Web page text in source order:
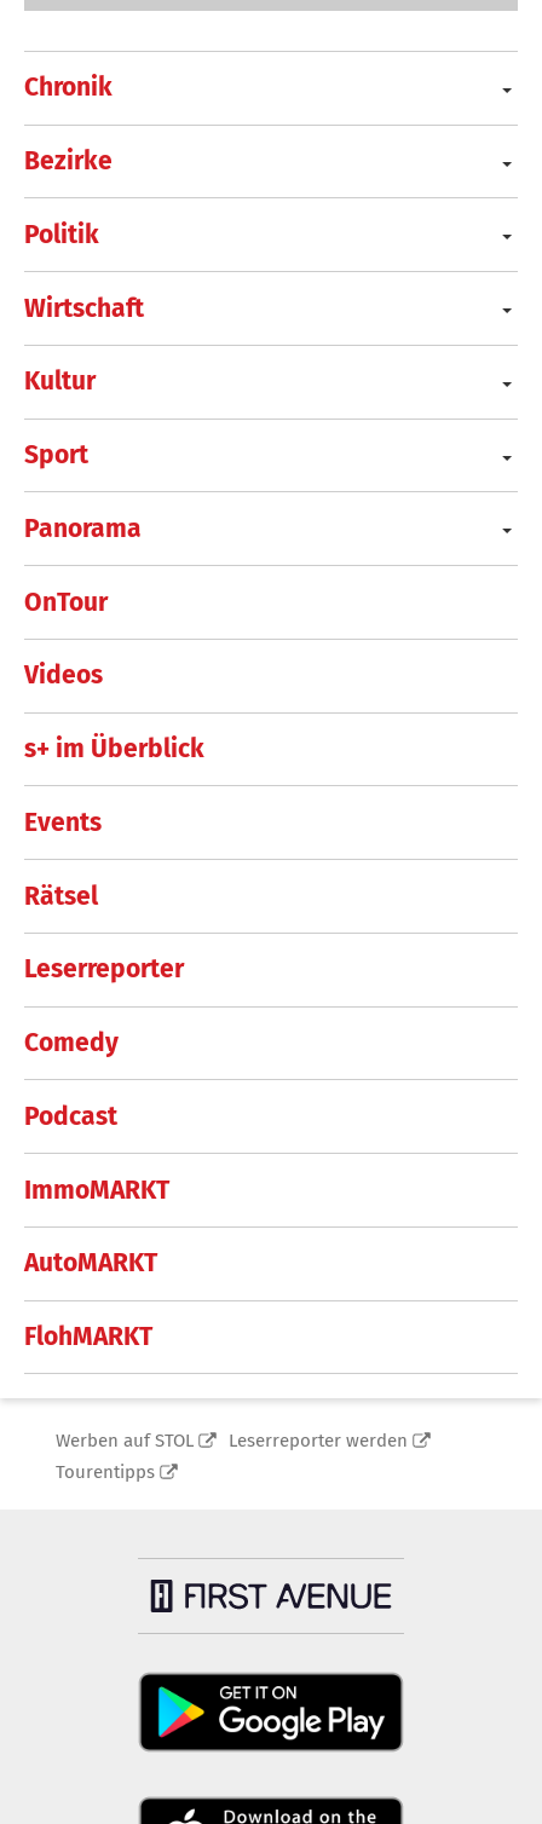
Chronik
Bezirke
Politik
Wirtschaft
Kultur
Sport
Panorama
OnTour
Videos
s+ im Überblick
Events
Rätsel
Leserreporter
Comedy
Podcast
ImmoMARKT
AutoMARKT
FlohMARKT
Werben auf STOL
Leserreporter werden
Tourentipps